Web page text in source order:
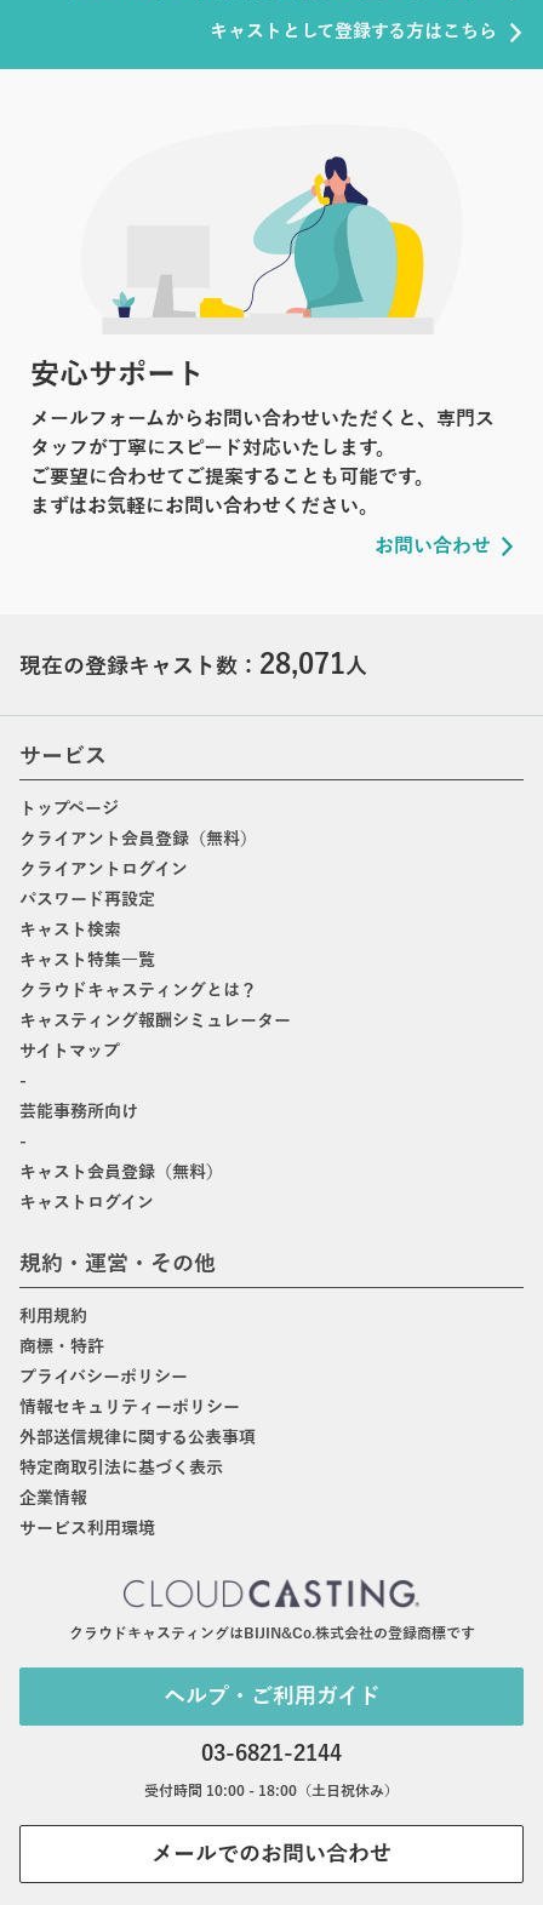
キャストとして登録する方はこちら
安心サポート
メールフォームからお問い合わせいただくと、専門ス
タッフが丁寧にスピード対応いたします。
ご要望に合わせてご提案することも可能です。
まずはお気軽にお問い合わせください。
お問い合わせ
現在の登録キャスト数： 28,071人
サービス
トップページ
クライアント会員登録（無料）
クライアントログイン
パスワード再設定
キャスト検索
キャスト特集一覧
クラウドキャスティングとは？
キャスティング報酬シミュレーター
サイトマップ
-
芸能事務所向け
-
キャスト会員登録（無料）
キャストログイン
規約・運営・その他
利用規約
商標・特許
プライバシーポリシー
情報セキュリティーポリシー
外部送信規律に関する公表事項
特定商取引法に基づく表示
企業情報
サービス利用環境
クラウドキャスティングはBIJIN&Co.株式会社の登録商標です
ヘルプ・ご利用ガイド
03-6821-2144
受付時間 10:00 - 18:00（土日祝休み）
メールでのお問い合わせ